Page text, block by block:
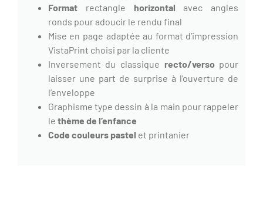
Format rectangle horizontalavec angles
ronds pour adoucir le rendu final
Mise en page adaptée au format d’impression
VistaPrint choisi par la cliente
Inversement du classique recto/versopour
laisser une part de surprise à l’ouverture de
l’enveloppe
Graphisme type dessin à la main pour rappeler
le thème de l’enfance
Code couleurs pastel et printanier